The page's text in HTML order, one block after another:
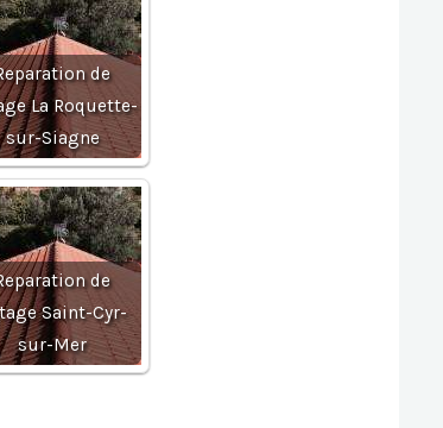
de
La Roquette-
sur-Siagne
de
Saint-Cyr-
sur-Mer